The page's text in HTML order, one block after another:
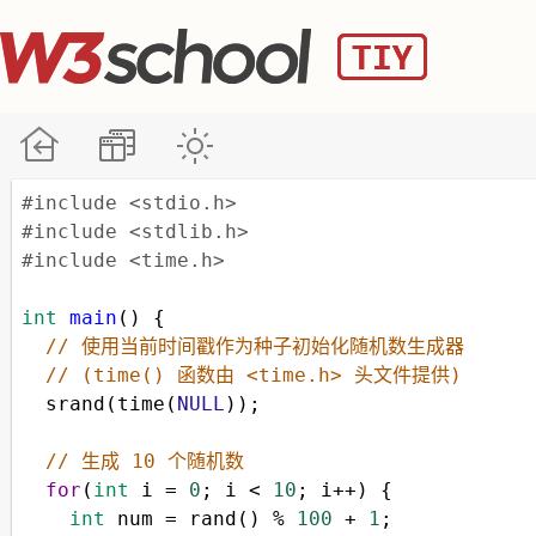
#include <stdio.h>
#include <stdlib.h>
#include <time.h>
int main () {
// 使用当前时间戳作为种子初始化随机数生成器
// (time() 函数由 <time.h> 头文件提供)
srand ( time ( NULL ));
// 生成 10 个随机数
for ( int i = 0 ; i < 10 ; i++ ) {
int
num = rand () % 100 + 1 ;